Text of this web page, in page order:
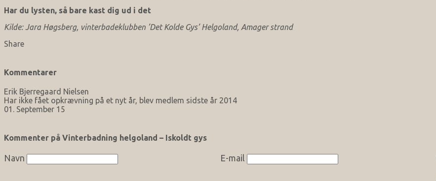
Har du lysten, så bare kast dig ud i det
Kilde: Jara Høgsberg, vinterbadeklubben ’Det Kolde Gys’ Helgoland, Amager strand
Share
Kommentarer
Erik Bjerregaard Nielsen
Har ikke fået opkrævning på et nyt år, blev medlem sidste år 2014
01. September 15
Kommenter på Vinterbadning helgoland – Iskoldt gys
Navn E-mail